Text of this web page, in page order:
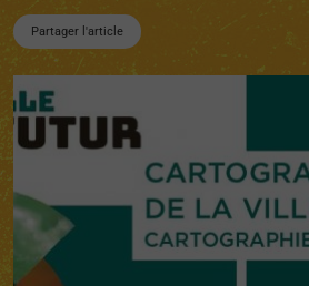
Partager l'article